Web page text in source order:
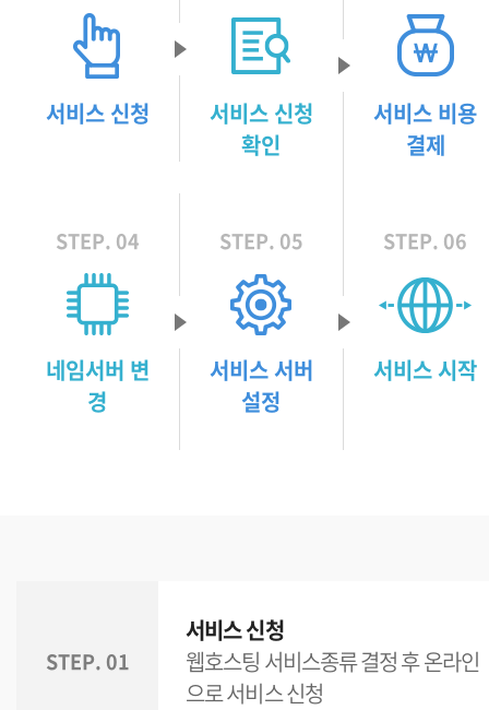
서비스 신청
서비스 신청
확인
서비스 비용
결제
STEP. 04
네임서버 변
경
STEP. 05
서비스 서버
설정
STEP. 06
서비스 시작
STEP. 01
서비스 신청
웹호스팅 서비스종류 결정 후 온라인
으로 서비스 신청